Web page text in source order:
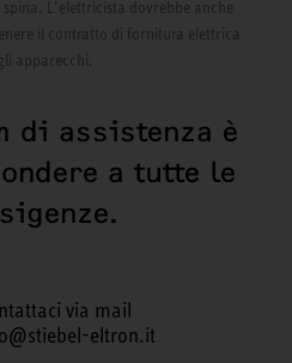
L’elettricista dovrebbe anche
il contratto di fornitura elettrica
apparecchi.
di assistenza è
a tutte le
via mail
eltron.it